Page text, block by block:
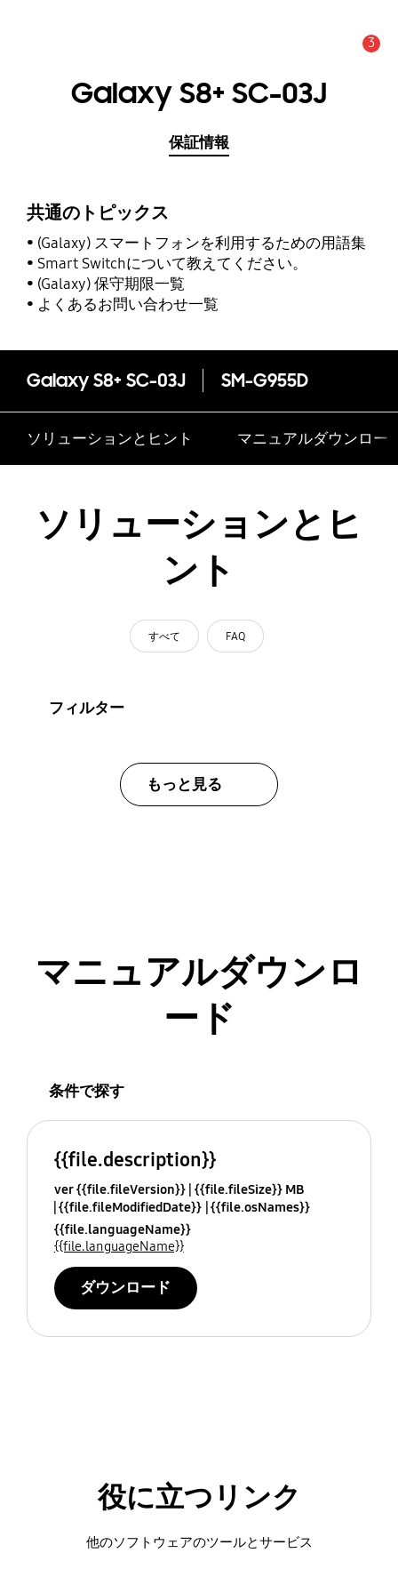
3
Galaxy S8+ SC-03J
保証情報
共通のトピックス
(Galaxy) スマートフォンを利用するための用語集
Smart Switchについて教えてください。
(Galaxy) 保守期限一覧
よくあるお問い合わせ一覧
Galaxy S8+ SC-03J SM-G955D
ソリューションとヒント マニュアルダウンロー
ソリューションとヒ
ント
すべて FAQ
フィルター
もっと見る
マニュアルダウンロ
ード
条件で探す
{{file.description}}
ver {{file.fileVersion}} {{file.fileSize}} MB
{{file.fileModifiedDate}} {{file.osNames}}
{{file.languageName}}
{{file.languageName}}
ダウンロード
役に立つリンク
他のソフトウェアのツールとサービス